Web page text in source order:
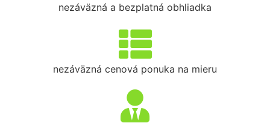
nezáväzná a bezplatná obhliadka
nezáväzná cenová ponuka na mieru